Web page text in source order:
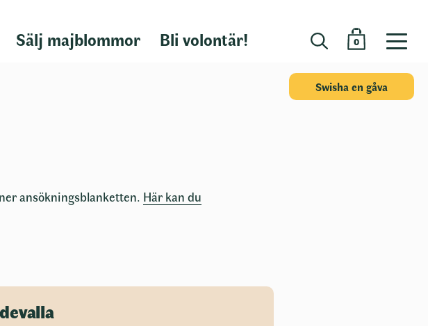
Sälj majblommor Bli volontär! 0
Swisha en gåva
ansökningsblanketten. Här kan du